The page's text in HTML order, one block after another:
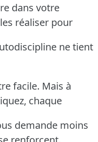
dans votre
réaliser pour
ne tient
facile. Mais à
chaque
demande moins